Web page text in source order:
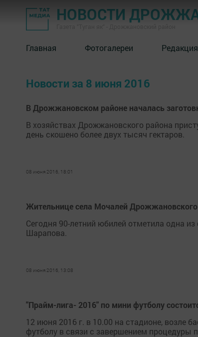
НОВОСТИ
Главная Фотогалереи Редакция
Новости за 8 июня 2016
В Дрожжановском районе началась
В хозяйствах Дрожжановского района
день скошено более двух тысяч гектаров.
08 июня 2016, 18:01
Жительнице села Мочалей Дрожжановского
Сегодня 90-летний юбилей отметила одна
Шарапова.
08 июня 2016, 13:08
"Прайм-лига- 2016" по мини футболу
12 июня 2016 г. в 10.00 на стадионе, возле
футболу в связи с завершением процедуры